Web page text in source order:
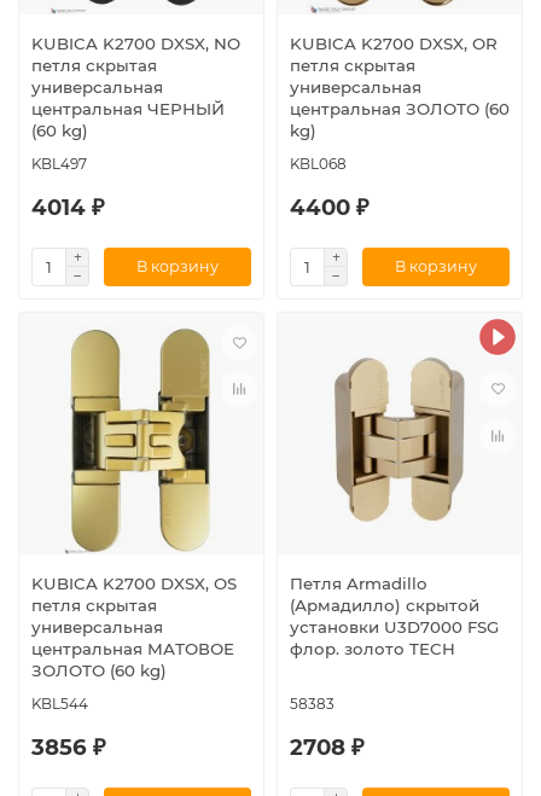
KUBICA K2700 DXSX, NO
петля скрытая
универсальная
центральная ЧЕРНЫЙ
(60 kg)
KBL497
4014 ₽
В корзину
KUBICA K2700 DXSX, OR
петля скрытая
универсальная
центральная ЗОЛОТО (60
kg)
KBL068
4400 ₽
В корзину
KUBICA K2700 DXSX, OS
петля скрытая
универсальная
центральная МАТОВОЕ
ЗОЛОТО (60 kg)
KBL544
3856 ₽
Петля Armadillo
(Армадилло) скрытой
установки U3D7000 FSG
флор. золото TECH
58383
2708 ₽